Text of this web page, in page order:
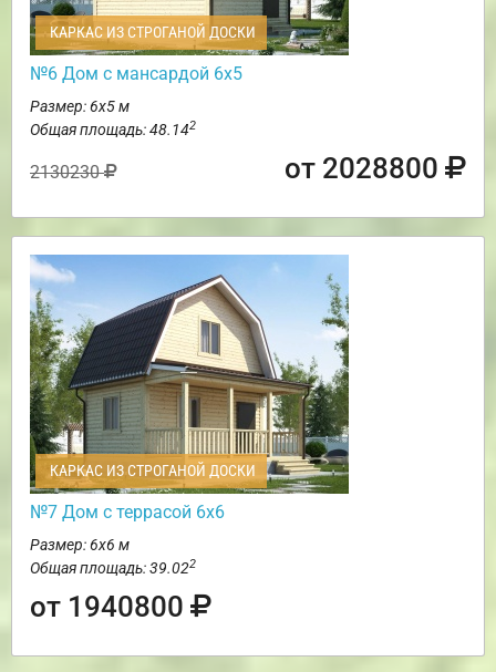
КАРКАС ИЗ СТРОГАНОЙ ДОСКИ
№6 Дом с мансардой 6х5
Размер: 6х5 м
Общая площадь: 48.142
2130230 от 2028800
КАРКАС ИЗ СТРОГАНОЙ ДОСКИ
№7 Дом с террасой 6х6
Размер: 6х6 м
Общая площадь: 39.022
от 1940800